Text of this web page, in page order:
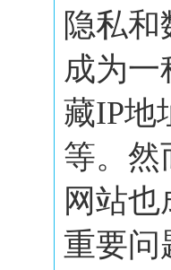
隐私
成为
藏IP地
等。然
网站
重要问